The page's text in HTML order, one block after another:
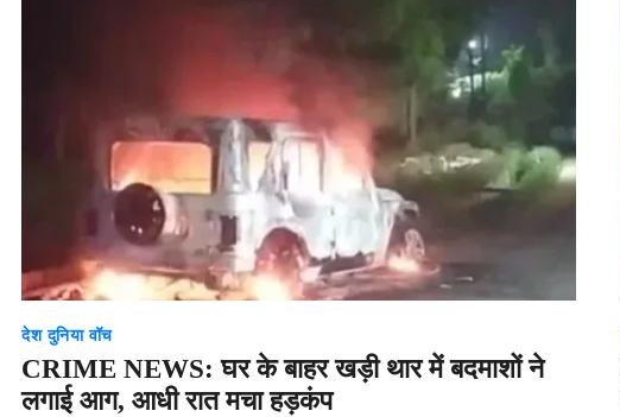
देश दुनिया वॉच
CRIME NEWS: घर के बाहर खड़ी थार में बदमाशों ने
लगाई आग, आधी रात मचा हड़कंप